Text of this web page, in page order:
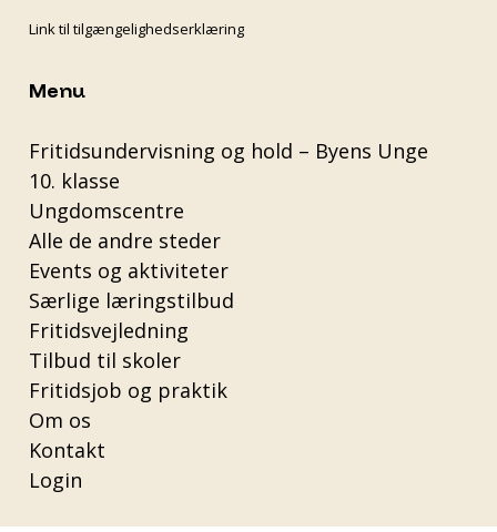
Link til tilgængelighedserklæring
Menu
Fritidsundervisning og hold – Byens Unge
10. klasse
Ungdomscentre
Alle de andre steder
Events og aktiviteter
Særlige læringstilbud
Fritidsvejledning
Tilbud til skoler
Fritidsjob og praktik
Om os
Kontakt
Login